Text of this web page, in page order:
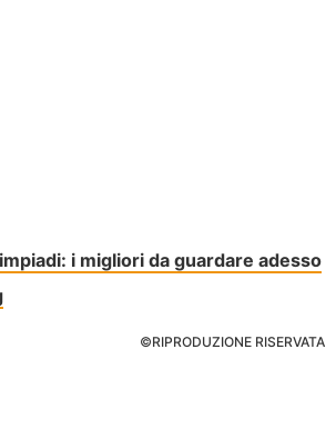
i migliori da guardare adesso
©RIPRODUZIONE RISERVATA